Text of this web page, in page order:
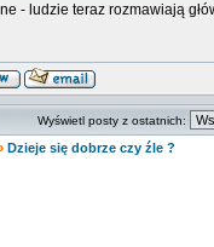
- ludzie teraz rozmawiają
Wyświetl posty z ostatnich:
Dzieje się dobrze czy źle ?